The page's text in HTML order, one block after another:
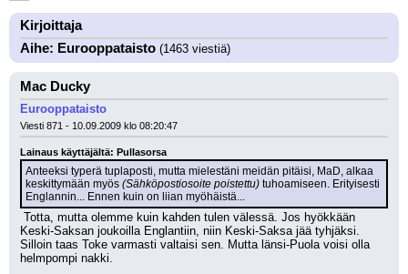
Kirjoittaja
Aihe: Eurooppataisto (1463 viestiä)
Mac Ducky
Eurooppataisto
Viesti 871 - 10.09.2009 klo 08:20:47
Lainaus käyttäjältä: Pullasorsa
Anteeksi typerä tuplaposti, mutta mielestäni meidän pitäisi, MaD, alkaa
keskittymään myös (Sähköpostiosoite poistettu) tuhoamiseen. Erityisesti
Englannin... Ennen kuin on liian myöhäistä...
Keski-Saksan joukoilla Englantiin, niin Keski-Saksa jää tyhjäksi.
Silloin taas Toke varmasti valtaisi sen. Mutta länsi-Puola voisi olla
helmpompi nakki.